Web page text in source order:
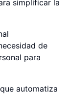
simplificar la
de
para
automatiza